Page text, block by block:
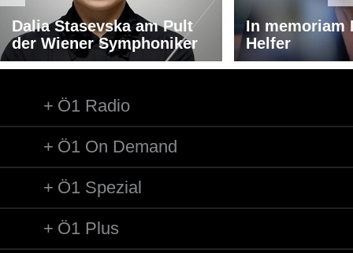
Dalia Stasevska am Pult
der Wiener Symphoniker
In memoriam
Helfer
Ö1 Radio
Ö1 On Demand
Ö1 Spezial
Ö1 Plus